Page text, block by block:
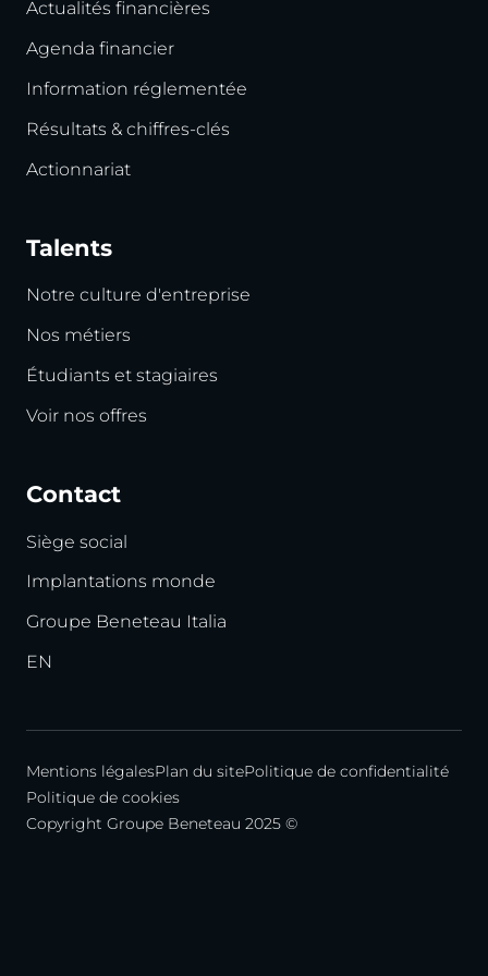
Actualités financières
Agenda financier
Information réglementée
Résultats & chiffres-clés
Actionnariat
Talents
Notre culture d'entreprise
Nos métiers
Étudiants et stagiaires
Voir nos offres
Contact
Siège social
Implantations monde
Groupe Beneteau Italia
EN
Mentions légalesPlan du sitePolitique de confidentialité
Politique de cookies
Copyright Groupe Beneteau 2025 ©